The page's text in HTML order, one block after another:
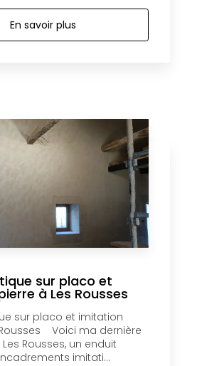
En savoir plus
sur placo et
à Les Rousses
sur placo et imitation
Voici ma dernière
Rousses, un enduit
imitati...